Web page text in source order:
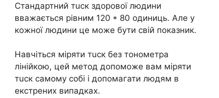
Стандартний тuск здорової людини
вважається рівним 120 * 80 одиниць. Але у
кожної людини це може бути свій показник.
Навчіться міряти тuск без тонометра
лінійкою, цей метод допоможе вам міряти
тuск самому собі і допомагати людям в
екстрених випадках.